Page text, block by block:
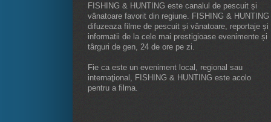
FISHING & HUNTING este canalul de pescuit și
vânatoare favorit din regiune. FISHING & HUNTING
difuzeaza filme de pescuit și vânatoare, reportaje și
informatii de la cele mai prestigioase evenimente și
târguri de gen, 24 de ore pe zi.
Fie ca este un eveniment local, regional sau
internaţional, FISHING & HUNTING este acolo
pentru a filma.